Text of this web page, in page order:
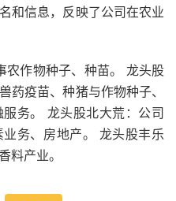
和信息，反映了公司在农业
农作物种子、种苗。 龙头股
药疫苗、种猪与作物种子、
务。 龙头股北大荒：公司
务、房地产。 龙头股丰乐
料产业。